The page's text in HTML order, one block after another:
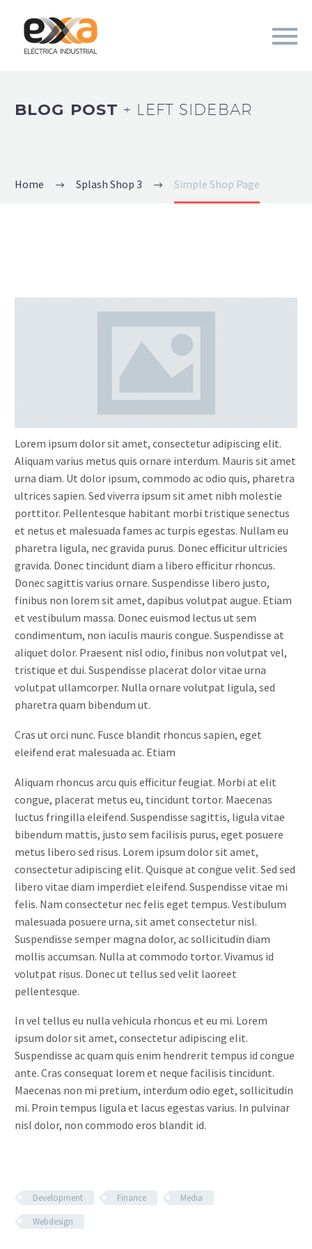
BLOG POST+ LEFT SIDEBAR
Home Splash Shop 3 Simple Shop Page
Lorem ipsum dolor sit amet, consectetur adipiscing elit.
Aliquam varius metus quis ornare interdum. Mauris sit amet
urna diam. Ut dolor ipsum, commodo ac odio quis, pharetra
ultrices sapien. Sed viverra ipsum sit amet nibh molestie
porttitor. Pellentesque habitant morbi tristique senectus
et netus et malesuada fames ac turpis egestas. Nullam eu
pharetra ligula, nec gravida purus. Donec efficitur ultricies
gravida. Donec tincidunt diam a libero efficitur rhoncus.
Donec sagittis varius ornare. Suspendisse libero justo,
finibus non lorem sit amet, dapibus volutpat augue. Etiam
et vestibulum massa. Donec euismod lectus ut sem
condimentum, non iaculis mauris congue. Suspendisse at
aliquet dolor. Praesent nisl odio, finibus non volutpat vel,
tristique et dui. Suspendisse placerat dolor vitae urna
volutpat ullamcorper. Nulla ornare volutpat ligula, sed
pharetra quam bibendum ut.
Cras ut orci nunc. Fusce blandit rhoncus sapien, eget
eleifend erat malesuada ac. Etiam
Aliquam rhoncus arcu quis efficitur feugiat. Morbi at elit
congue, placerat metus eu, tincidunt tortor. Maecenas
luctus fringilla eleifend. Suspendisse sagittis, ligula vitae
bibendum mattis, justo sem facilisis purus, eget posuere
metus libero sed risus. Lorem ipsum dolor sit amet,
consectetur adipiscing elit. Quisque at congue velit. Sed sed
libero vitae diam imperdiet eleifend. Suspendisse vitae mi
felis. Nam consectetur nec felis eget tempus. Vestibulum
malesuada posuere urna, sit amet consectetur nisl.
Suspendisse semper magna dolor, ac sollicitudin diam
mollis accumsan. Nulla at commodo tortor. Vivamus id
volutpat risus. Donec ut tellus sed velit laoreet
pellentesque.
In vel tellus eu nulla vehicula rhoncus et eu mi. Lorem
ipsum dolor sit amet, consectetur adipiscing elit.
Suspendisse ac quam quis enim hendrerit tempus id congue
ante. Cras consequat lorem et neque facilisis tincidunt.
Maecenas non mi pretium, interdum odio eget, sollicitudin
mi. Proin tempus ligula et lacus egestas varius. In pulvinar
nisl dolor, non commodo eros blandit id.
Development Finance
Media
Webdesign